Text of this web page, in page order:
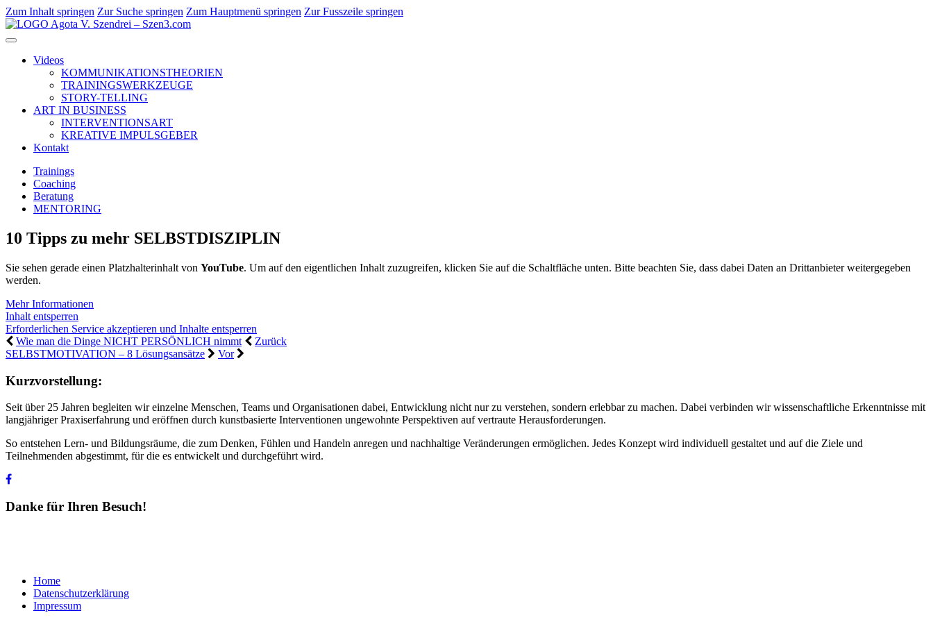
Zum Inhalt springen Zur Suche springen Zum Hauptmenü springen Zur Fusszeile springen
Videos
KOMMUNIKATIONSTHEORIEN
TRAININGSWERKZEUGE
STORY-TELLING
ART IN BUSINESS
INTERVENTIONSART
KREATIVE IMPULSGEBER
Kontakt
Trainings
Coaching
Beratung
MENTORING
10 Tipps zu mehr SELBSTDISZIPLIN
Sie sehen gerade einen Platzhalterinhalt von YouTube. Um auf den eigentlichen Inhalt zuzugreifen, klicken Sie auf die Schaltfläche unten. Bitte beachten Sie, dass dabei Daten an Drittanbieter weitergegeben
werden.
Mehr Informationen
Inhalt entsperren
Erforderlichen Service akzeptieren und Inhalte entsperren
Wie man die Dinge NICHT PERSÖNLICH nimmt
Zurück
SELBSTMOTIVATION – 8 Lösungsansätze
Vor
Seitenende
weiterer
Inhalt
Kurzvorstellung:
Seit über 25 Jahren begleiten wir einzelne Menschen, Teams und Organisationen dabei, Entwicklung nicht nur zu verstehen, sondern erlebbar zu machen. Dabei verbinden wir wissenschaftliche Erkenntnisse mit
langjähriger Praxiserfahrung und eröffnen durch kunstbasierte Interventionen ungewohnte Perspektiven auf vertraute Herausforderungen.
So entstehen Lern- und Bildungsräume, die zum Denken, Fühlen und Handeln anregen und nachhaltige Veränderungen ermöglichen. Jedes Konzept wird individuell gestaltet und auf die Ziele und
Teilnehmenden abgestimmt, für die es entwickelt und durchgeführt wird.
Danke für Ihren Besuch!
Home
Datenschutzerklärung
Impressum